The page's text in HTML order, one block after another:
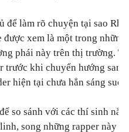
để làm rõ chuyện tại sao
được xem là một trong
phái này trên thị trường.
trước khi chuyển hướng sang
hiện tại chưa hẳn sáng suốt.
so sánh với các thí sinh
song những rapper này